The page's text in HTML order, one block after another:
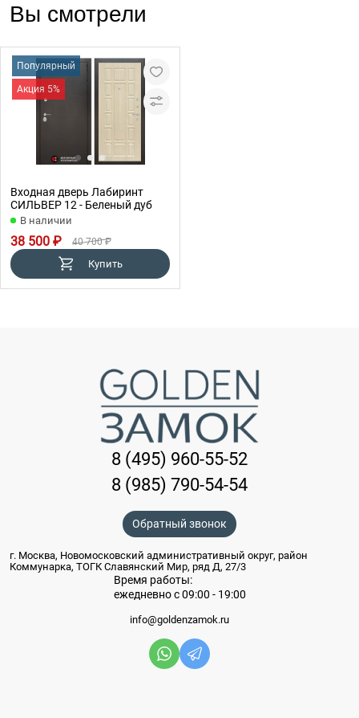
Вы смотрели
Популярный
Акция 5%
Входная дверь Лабиринт
СИЛЬВЕР 12 - Беленый дуб
В наличии
38 500 ₽ 40 700 ₽
Купить
8 (495) 960-55-52
8 (985) 790-54-54
Обратный звонок
г. Москва, Новомосковский административный округ, район
Коммунарка, ТОГК Славянский Мир, ряд Д, 27/3
Время работы:
ежедневно с 09:00 - 19:00
info@goldenzamok.ru